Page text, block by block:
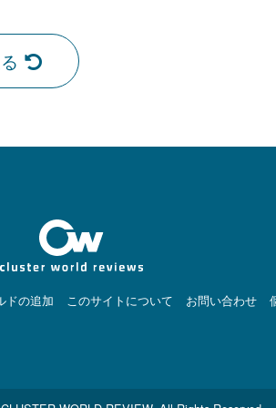
ドの追加 このサイトについて お問い合わせ